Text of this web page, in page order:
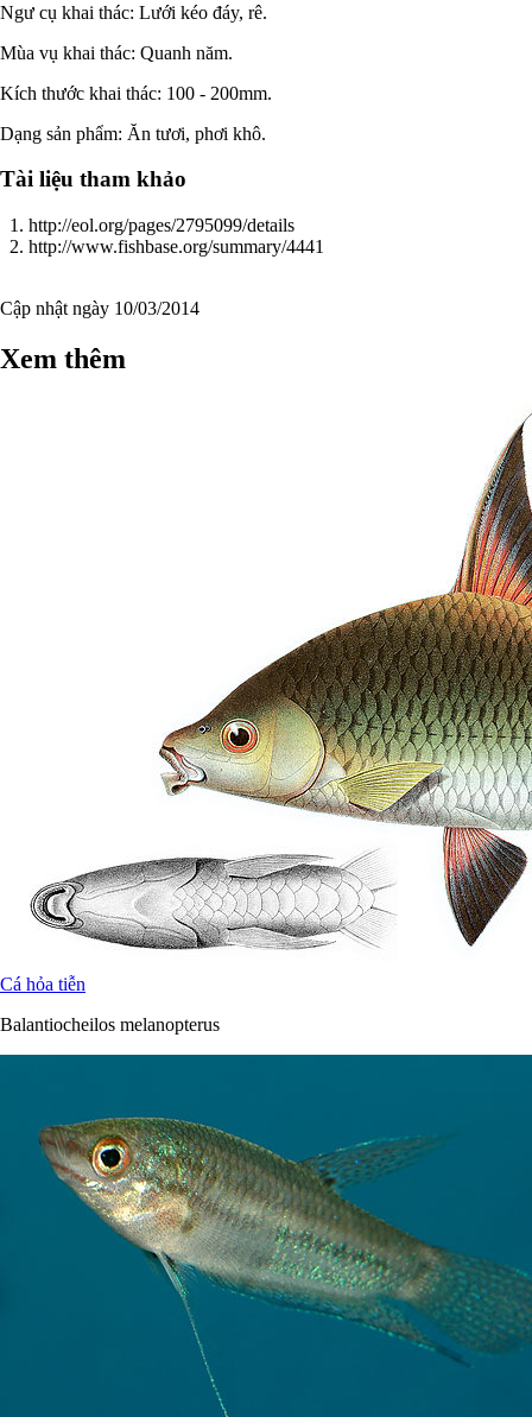
Ngư cụ khai thác: Lưới kéo đáy, rê.
Mùa vụ khai thác: Quanh năm.
Kích thước khai thác: 100 - 200mm.
Dạng sản phẩm: Ăn tươi, phơi khô.
Tài liệu tham khảo
http://eol.org/pages/2795099/details
http://www.fishbase.org/summary/4441
Cập nhật ngày 10/03/2014
Xem thêm
Cá hỏa tiễn
Balantiocheilos melanopterus